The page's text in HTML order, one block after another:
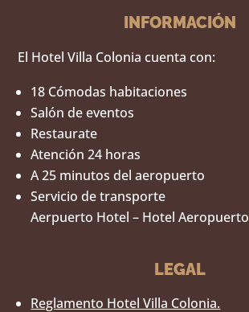
INFORMACIÓN
El Hotel Villa Colonia cuenta con:
18 Cómodas habitaciones
Salón de eventos
Restaurate
Atención 24 horas
A 25 minutos del aeropuerto
Servicio de transporte
Aerpuerto Hotel – Hotel Aeropuerto
LEGAL
Reglamento Hotel Villa Colonia.